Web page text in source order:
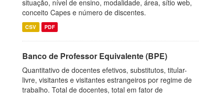
situação, nível de ensino, modalidade, área, sítio web,
conceito Capes e número de discentes.
CSV PDF
Banco de Professor Equivalente (BPE)
Quantitativo de docentes efetivos, substitutos, titular-
livre, visitantes e visitantes estrangeiros por regime de
trabalho. Total de docentes, total em fator de